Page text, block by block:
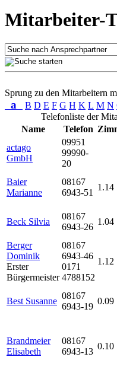
Mitarbeiter-
Sprung zu den Mitarbeitern
a B D E F G H K L M N
Telefonliste der
Name
Telefon
actago
GmbH
09951
99990-
20
Baier
Marianne
08167
6943-51
1.14
Beck Silvia
08167
6943-26
1.04
Berger
Dominik
Erster
Bürgermeister
08167
6943-46
0171
4788152
1.12
Best Susanne
08167
6943-19
0.09
Brandmeier
Elisabeth
08167
6943-13
0.10